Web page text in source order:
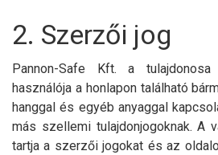
2. Szerzői jog
Pannon-Safe Kft. a
használója a honlapon található
hanggal és egyéb anyaggal
más szellemi tulajdonjogoknak. A
tartja a szerzői jogokat és az